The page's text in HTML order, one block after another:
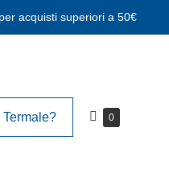
acquisti superiori a 50€
Carrello
0Articoli